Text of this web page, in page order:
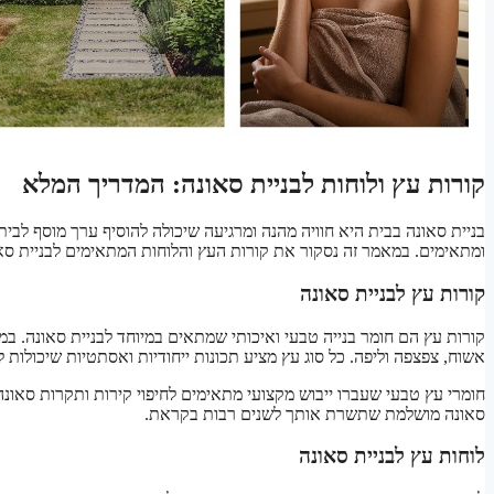
קורות עץ ולוחות לבניית סאונה: המדריך המלא
בניית סאונה בבית היא חוויה מהנה ומרגיעה שיכולה להוסיף ערך מוסף
ומתאימים. במאמר זה נסקור את קורות העץ והלוחות המתאימים לבניית
קורות עץ לבניית סאונה
קורות עץ הם חומר בנייה טבעי ואיכותי שמתאים במיוחד לבניית סאונה.
אשוח, צפצפה וליפה. כל סוג עץ מציע תכונות ייחודיות ואסתטיות
חומרי עץ טבעי שעברו ייבוש מקצועי מתאימים לחיפוי קירות ותקרות
סאונה מושלמת שתשרת אותך לשנים רבות בקראת.
לוחות עץ לבניית סאונה